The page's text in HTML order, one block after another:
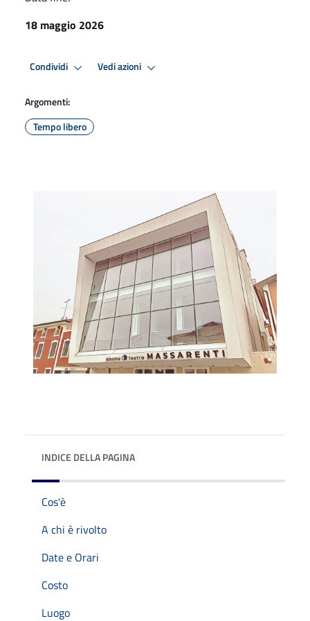
18 maggio 2026
Condividi Vedi azioni
Argomenti:
Tempo libero
INDICE DELLA PAGINA
Cos'è
A chi è rivolto
Date e Orari
Costo
Luogo